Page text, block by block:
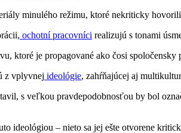
minulého režimu, ktoré nekriticky
ochotní pracovníci realizujú s tonami
ktoré je propagované ako čosi
z vplyvnej ideológie, zahŕňajúcej aj
s veľkou pravdepodobnosťou by bol
ideológiou – nieto sa jej ešte otvorene